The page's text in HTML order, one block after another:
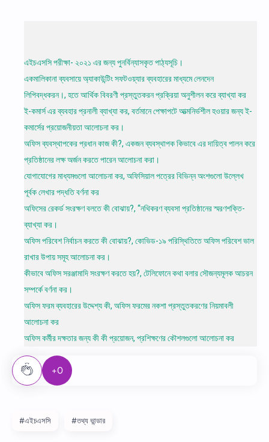
এইচএসসি পরীক্ষা- ২০২১ এর জন্য পুনর্বিন্যাসকৃত পাঠ্যসূচি।
একমালিকানা ব্যবসায়ে অ্যাকাউন্টিং সফটওয়্যার ব্যবহারের মাধ্যমে লেনদেন
লিপিবদ্ধকরন।, হতে আর্থিক বিবরণী প্রস্তুতকরন প্রক্রিয়া অনুশীলন করে ব্যাখ্যা কর
ই-কমার্স এর ব্যবহার প্রনালী ব্যাখ্যা কর, বর্তমানে পেক্ষাপটে আত্মনির্ভশীল হওয়ার জন্য ই-
কমার্সের প্রয়ােজনীয়তা আলােচনা কর।
অফিস ব্যবস্থাপকের প্রধান কাজ কী?, একজন ব্যবস্থাপক কিভাবে এর দায়িত্ব পালন করে
প্রতিষ্ঠানের লক্ষ অর্জন করতে পারেন আলােচনা করা।
যোগাযোগের মাধ্যমগুলো আলোচনা কর, অফিসিয়াল পত্রের বিভিন্ন অংশগুলো উল্লেখ
পূর্বক লেখার পদ্ধতি বর্ণনা কর
অফিসের রেকর্ড সংরক্ষণ বলতে কী বােঝায়?, “নথিকরণ ব্যবসা প্রতিষ্ঠানের স্মরণশক্তি-
ব্যাখ্যা কর।
অফিস পরিবেশ নির্বাচন করতে কী বোঝায়?, কোভিড-১৯ পরিস্থিতিতে অফিস পরিবেশ ভাল
রাখার উপায় সমূহ আলােচনা কর।
কীভাবে অফিস সরঞ্জামাদি সংরক্ষণ করতে হয়?, টেলিফোনে কথা বলার সৌজন্যমূলক আচরন
সম্পর্কে বর্ণনা কর।
অফিস ফরম ব্যবহারের উদ্দেশ্য কী, অফিস ফরমের নকশা প্রস্তুতকরণের নিয়মাবলী
আলােচনা কর
অফিস কর্মীর দক্ষতার জন্য কী কী প্রয়ােজন, প্রশিক্ষণের কৌশলগুলাে আলােচনা কর
+0
#এইচএসসি #তথ্য ভান্ডার